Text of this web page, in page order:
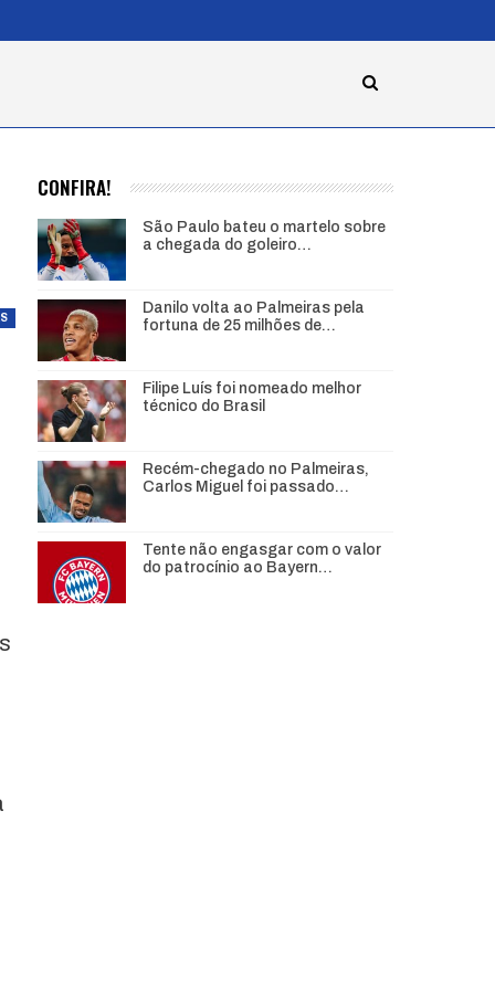
CONFIRA!
São Paulo bateu o martelo sobre
a chegada do goleiro…
Danilo volta ao Palmeiras pela
fortuna de 25 milhões de…
Filipe Luís foi nomeado melhor
técnico do Brasil
Recém-chegado no Palmeiras,
Carlos Miguel foi passado…
Tente não engasgar com o valor
do patrocínio ao Bayern…